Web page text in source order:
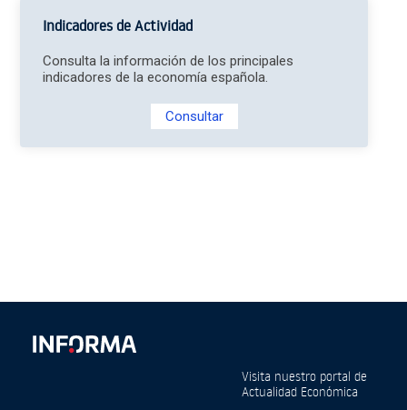
Indicadores de Actividad
Consulta la información de los principales
indicadores de la economía española.
Consultar
Visita nuestro portal de
Actualidad Económica